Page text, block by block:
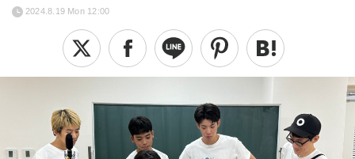
2024.8.19 Mon 12:00